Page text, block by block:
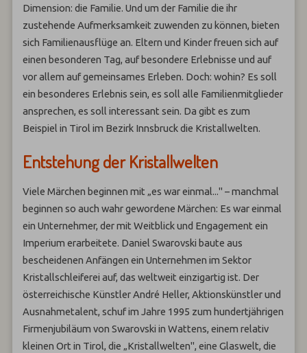
Dimension: die Familie. Und um der Familie die ihr
zustehende Aufmerksamkeit zuwenden zu können, bieten
sich Familienausflüge an. Eltern und Kinder freuen sich auf
einen besonderen Tag, auf besondere Erlebnisse und auf
vor allem auf gemeinsames Erleben. Doch: wohin? Es soll
ein besonderes Erlebnis sein, es soll alle Familienmitglieder
ansprechen, es soll interessant sein. Da gibt es zum
Beispiel in Tirol im Bezirk Innsbruck die Kristallwelten.
Entstehung der Kristallwelten
Viele Märchen beginnen mit „es war einmal..." – manchmal
beginnen so auch wahr gewordene Märchen: Es war einmal
ein Unternehmer, der mit Weitblick und Engagement ein
Imperium erarbeitete. Daniel Swarovski baute aus
bescheidenen Anfängen ein Unternehmen im Sektor
Kristallschleiferei auf, das weltweit einzigartig ist. Der
österreichische Künstler André Heller, Aktionskünstler und
Ausnahmetalent, schuf im Jahre 1995 zum hundertjährigen
Firmenjubiläum von Swarovski in Wattens, einem relativ
kleinen Ort in Tirol, die „Kristallwelten", eine Glaswelt, die